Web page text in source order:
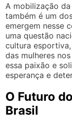
A mobilização
também é um
emergem nesse
uma questão
cultura
das mulheres
essa paixão e
esperança e
O Futuro
Brasil